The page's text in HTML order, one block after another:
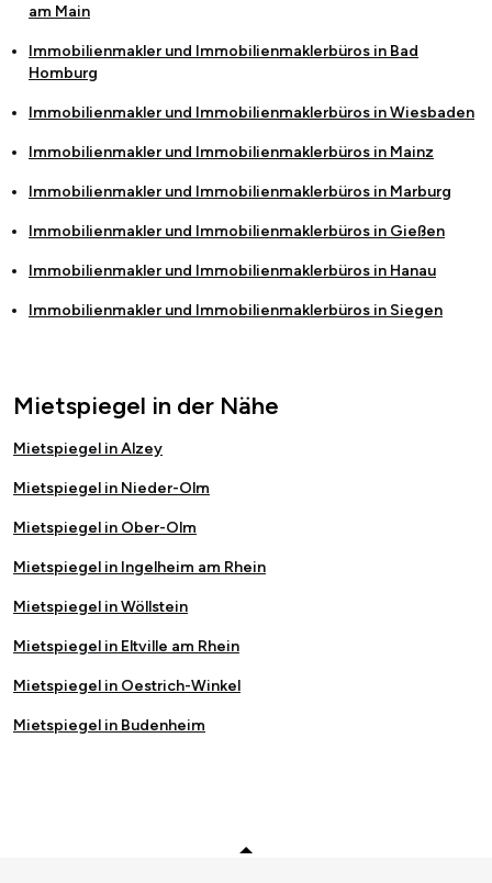
am Main
Immobilienmakler und Immobilienmaklerbüros in Bad
Homburg
Immobilienmakler und Immobilienmaklerbüros inWiesbaden
Immobilienmakler und Immobilienmaklerbüros in Mainz
Immobilienmakler und Immobilienmaklerbüros in Marburg
Immobilienmakler und Immobilienmaklerbüros in Gießen
Immobilienmakler und Immobilienmaklerbüros in Hanau
Immobilienmakler und Immobilienmaklerbüros in Siegen
Mietspiegel in der Nähe
Mietspiegel in Alzey
Mietspiegel in Nieder-Olm
Mietspiegel in Ober-Olm
Mietspiegel in Ingelheim am Rhein
Mietspiegel in Wöllstein
Mietspiegel in Eltville am Rhein
Mietspiegel in Oestrich-Winkel
Mietspiegel in Budenheim